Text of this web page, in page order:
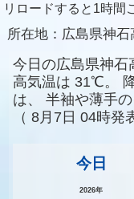
リロードすると1時間
所在地： 広島県神石
今日の広島県神石
高気温は 31℃。
は、
半袖や薄手
（ 8月7日 04時発
今日
2026年